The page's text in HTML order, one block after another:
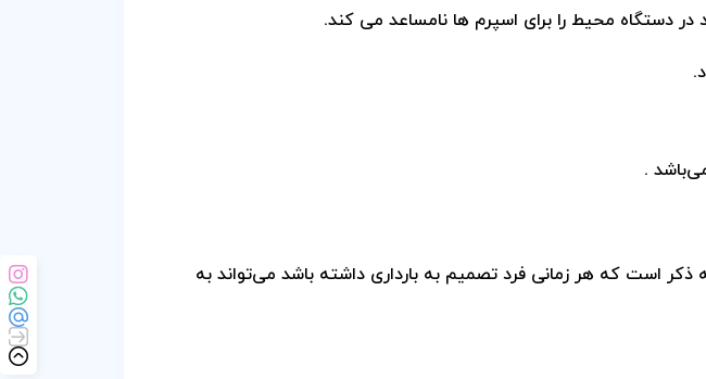
در دستگاه محیط را برای اسپرم ها نامساعد می کند.
.
ذکر است که هر زمانی فرد تصمیم به بارداری داشته باشد می‌تواند به